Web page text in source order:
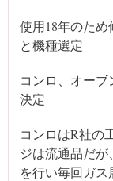
使用18年のた
と機種選定
コンロ、オー
決定
コンロはR社の
ジは流通品だ
を行い毎回ガ